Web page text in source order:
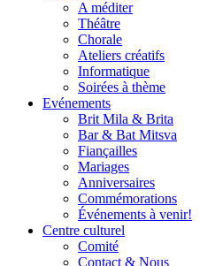
A méditer
Théâtre
Chorale
Ateliers créatifs
Informatique
Soirées à thème
Evénements
Brit Mila & Brita
Bar & Bat Mitsva
Fiançailles
Mariages
Anniversaires
Commémorations
Événements à venir!
Centre culturel
Comité
Contact & Nous